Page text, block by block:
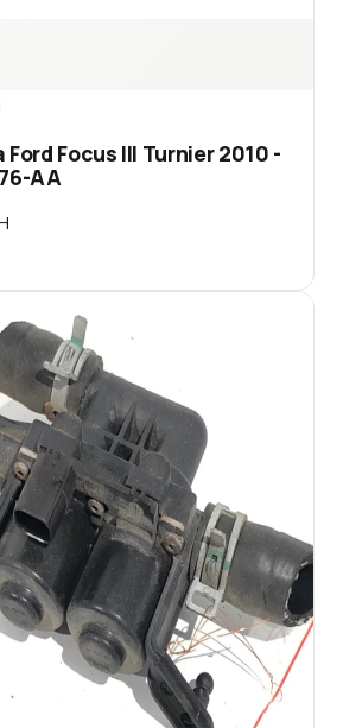
Focus III Turnier 2010 -
AA